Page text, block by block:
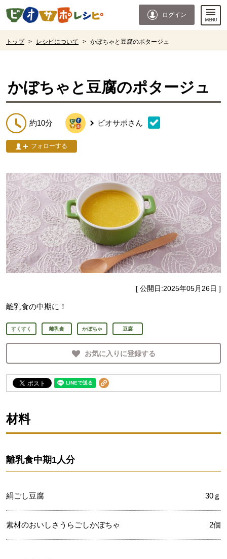
ページの先頭です。
ログイン
トップ > レシピについて > かぼちゃと豆腐のポタージュ
かぼちゃと豆腐のポタージュ
約10分 ビオサポさん
フォローする
[ 公開日:2025年05月26日 ]
離乳食の中期に！
すくすく 離乳食 かぼちゃ 豆腐
お気に入りに登録する
材料
離乳食中期1人分
絹ごし豆腐 30ｇ
素材のおいしさうらごしかぼちゃ 2個